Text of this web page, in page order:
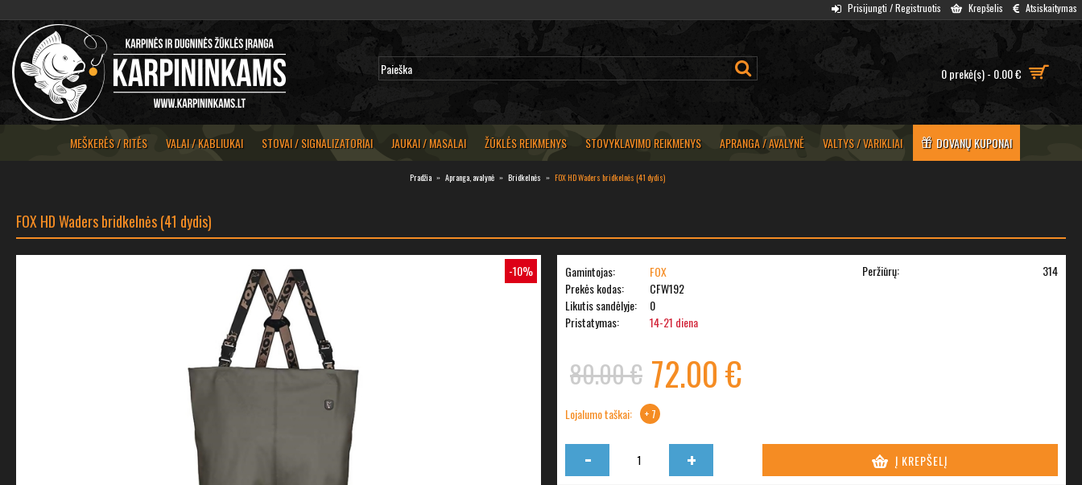
Prisijungti / Registruotis Krepšelis Atsiskaitymas
0 prekė(s) - 0.00 €
MEŠKERĖS / RITĖS VALAI / KABLIUKAI STOVAI / SIGNALIZATORIAI JAUKAI / MASALAI ŽŪKLĖS REIKMENYS STOVYKLAVIMO REIKMENYS APRANGA / AVALYNĖ VALTYS / VARIKLIAI DOVANŲ KUPONAI
Pradžia Apranga, avalynė Bridkelnės FOX HD Waders bridkelnės (41 dydis)
FOX HD Waders bridkelnės (41 dydis)
-10% Gamintojas:
FOX
Prekės kodas:
CFW192
Likutis sandėlyje:
0
Pristatymas:
14-21 diena
Peržiūrų: 314
80.00 € 72.00 €
Lojalumo taškai: + 7
- + Į KREPŠELĮ